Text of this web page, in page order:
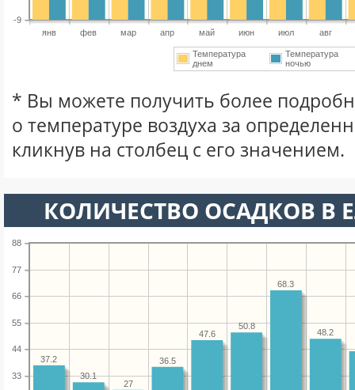
янв фев мар апр май июн июл авг
-9
Температура
днем
Температура
ночью
* Вы можете получить более
о температуре воздуха за
кликнув на столбец с его значением.
КОЛИЧЕСТВО ОСАДКОВ В
33
44
55
66
77
88
48.2
68.3
50.8
47.6
36.5
27
30.1
37.2